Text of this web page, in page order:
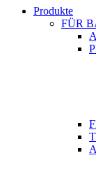
Produkte
FÜR